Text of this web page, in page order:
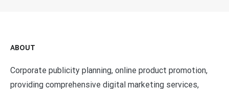
ABOUT
Corporate publicity planning, online product promotion,
providing comprehensive digital marketing services,